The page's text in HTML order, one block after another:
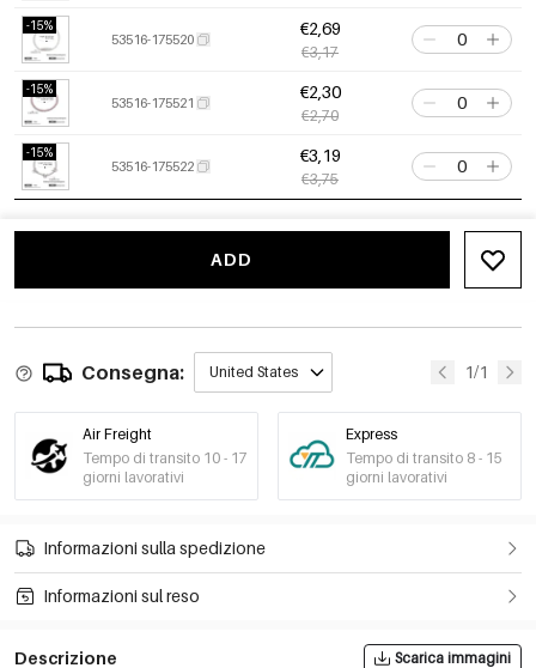
-15%
53516-175520
€2,69
€3,17
-15%
53516-175521
€2,30
€2,70
-15%
53516-175522
€3,19
€3,75
ADD
Consegna: United States 1/1
Air Freight
Tempo di transito 10 - 17
giorni lavorativi
Express
Tempo di transito 8 - 15
giorni lavorativi
Informazioni sulla spedizione
Informazioni sul reso
Descrizione Scarica immagini